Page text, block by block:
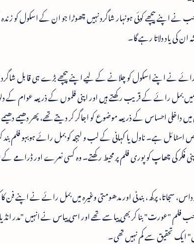
اپنے پیچھے کوئی ہونہار شاگرد نہیں چھوڑا جو ان کے اسکول کو زندہ
ان کی یاد دلاتا رہے گا۔
نے اپنے اسکول کو چلانے کے لیے اپنے پیچھے بڑے ہی قابل
بمل رائے کے قریب رکھتے ہیں اور اپنی فلموں کے ذریعہ عوام کے
داخلی احساس کے ذریعہ موضوع کو اجاگر کر دیتے تھے، پھر دھیمے
اسٹائل ہے۔ ناول یا کہانی کے لب و لہجہ کو بمل رائے ہوبہو فلم
فکر کی چھاپ کو پوری فلم پر محیط رکھتے۔ وہ کسی نعرے اور ڈرامے
سجاتا، پرکھ، بندنی اور مدھومتی وغیرہ میں بمل رائے نے اپنے فن
"عورت" بنا کر بھی پیاسے تھے اور اسی پیاس نے انہیں "مدر
ایک تحقیق سے کم نہیں تھی۔